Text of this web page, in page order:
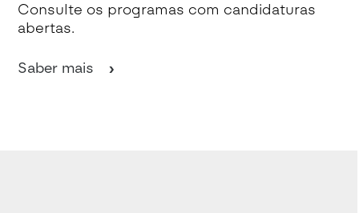
Consulte os programas com candidaturas
abertas.
Saber mais